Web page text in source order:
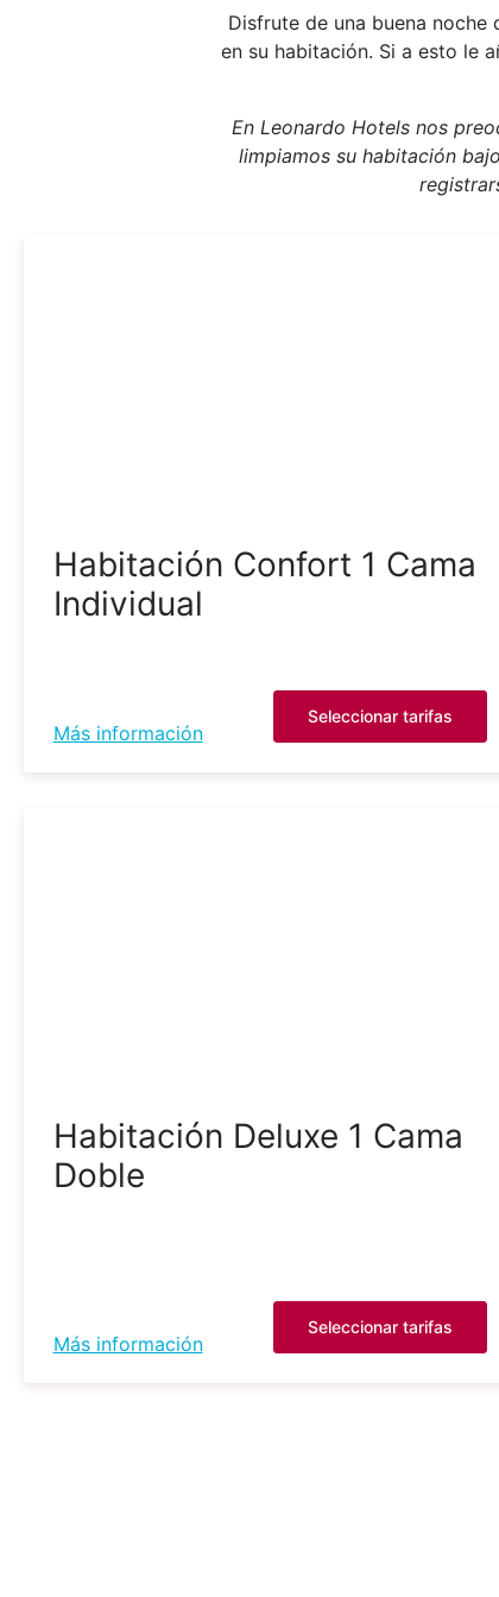
Disfrute de una buena
en su habitación. Si a esto le
En Leonardo Hotels nos
limpiamos su habitación
Habitación Confort 1 Cama
Individual
Más información
Seleccionar tarifas
Habitación Deluxe 1 Cama
Doble
Más información
Seleccionar tarifas